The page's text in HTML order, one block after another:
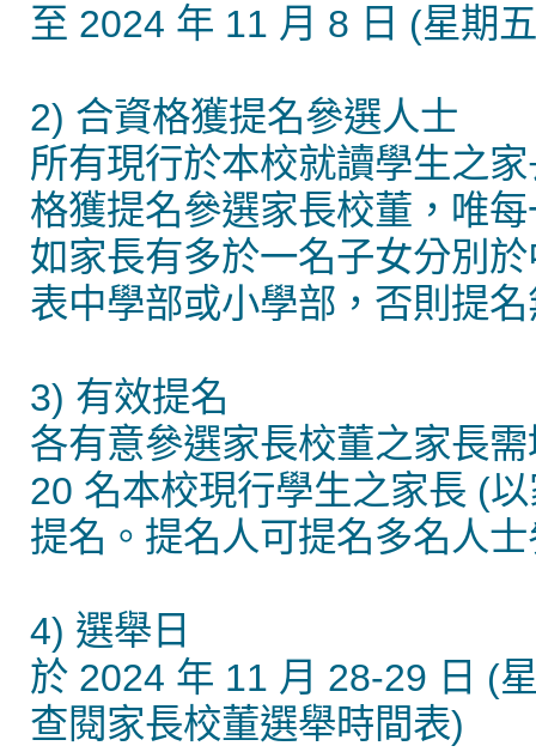
至 2024 年 11 月 8 日 (星期
2) 合資格獲提名參選人士
所有現行於本校就讀學生之
格獲提名參選家長校董，唯
如家長有多於一名子女分別
表中學部或小學部，否則提
3) 有效提名
各有意參選家長校董之家長
20 名本校現行學生之家長 (
提名。提名人可提名多名人
4) 選舉日
於 2024 年 11 月 28-29 日 (
查閱家長校董選舉時間表)